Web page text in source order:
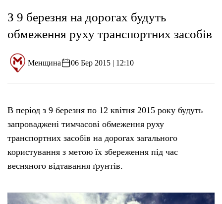
З 9 березня на дорогах будуть
обмеження руху транспортних засобів
Менщина 06 Бер 2015 | 12:10
В період з 9 березня по 12 квітня 2015 року будуть
запроваджені тимчасові обмеження руху
транспортних засобів на дорогах загального
користування з метою їх збереження під час
весняного відтавання ґрунтів.